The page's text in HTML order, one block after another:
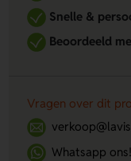
Snelle &
Beoordeeld
Vragen over dit
Whatsapp ons!